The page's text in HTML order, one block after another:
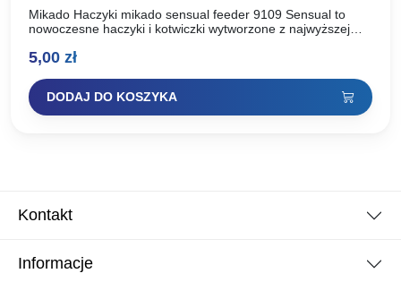
Mikado Haczyki mikado sensual feeder 9109 Sensual to
nowoczesne haczyki i kotwiczki wytworzone z najwyższej
dwóch technologii ostrzenia: Mechanicznej…
5,00 zł
DODAJ DO KOSZYKA
Kontakt
Informacje